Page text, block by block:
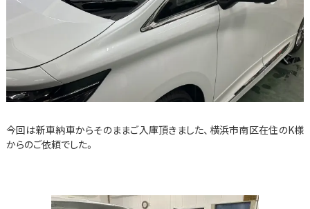
今回は新車納車からそのままご入庫頂きました、横浜市南区在住のK様
からのご依頼でした。